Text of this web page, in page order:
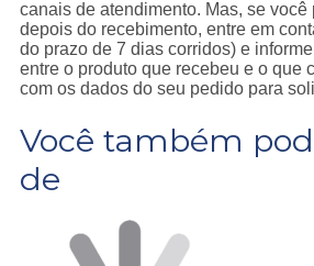
canais de atendimento. Mas, se você
depois do recebimento, entre em
do prazo de 7 dias corridos) e
entre o produto que recebeu e o que
com os dados do seu pedido para
Você também
de